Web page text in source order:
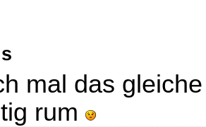
mal das
rum